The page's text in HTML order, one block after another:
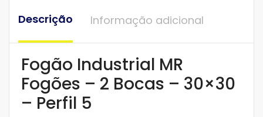
Descrição Informação adicional
Fogão Industrial MR
Fogões – 2 Bocas – 30×30
– Perfil 5